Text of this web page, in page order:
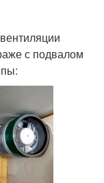
с подвалом